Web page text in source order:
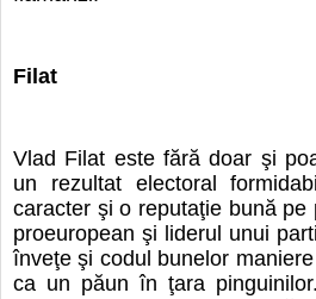
Filat
Vlad Filat este fără doar şi
un rezultat electoral
caracter şi o reputaţie bună
proeuropean şi liderul unui
înveţe şi codul bunelor
ca un păun în ţara